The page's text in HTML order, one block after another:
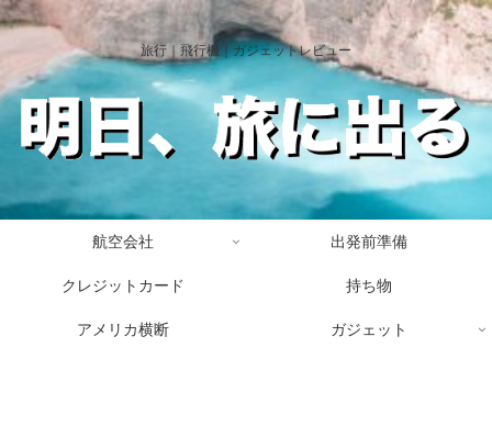
旅行｜飛行機｜ガジェットレビュー
航空会社 出発前準備
クレジットカード 持ち物
アメリカ横断 ガジェット